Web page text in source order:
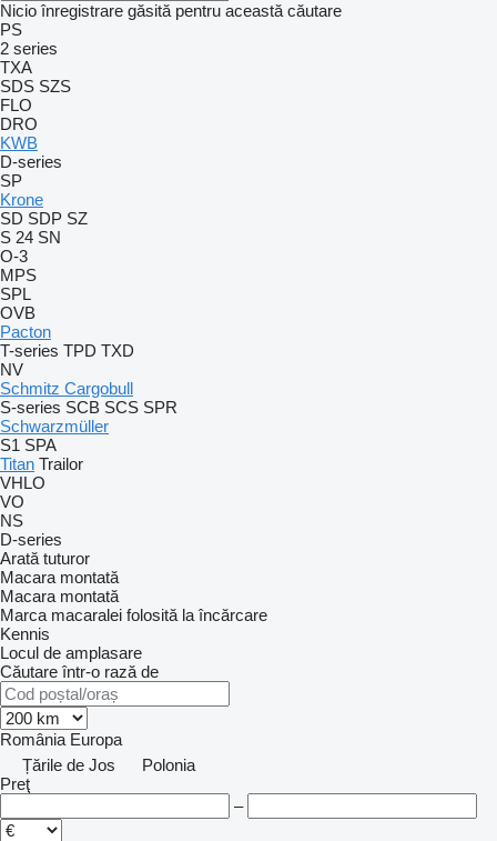
Nicio înregistrare găsită pentru această căutare
PS
2 series
TXA
SDS SZS
FLO
DRO
KWB
D-series
SP
Krone
SD SDP SZ
S 24 SN
O-3
MPS
SPL
OVB
Pacton
T-series TPD TXD
NV
Schmitz Cargobull
S-series SCB SCS SPR
Schwarzmüller
S1 SPA
Titan Trailor
VHLO
VO
NS
D-series
Arată tuturor
Macara montată
Macara montată
Marca macaralei folosită la încărcare
Kennis
Locul de amplasare
Căutare într-o rază de
România Europa
Țările de Jos
Polonia
Preţ
–